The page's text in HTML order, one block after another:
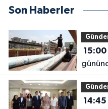
Son Haberler
15:00Antalya Büyükşehir zor
14:45